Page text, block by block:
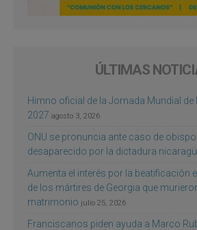
ÚLTIMAS
Himno oficial de la Jornada Mundial de
2027 agosto 3, 2026
ONU se pronuncia ante caso de
desaparecido por la dictadura
Aumenta el interés por la beatificación
de los mártires de Georgia que
matrimonio julio 25, 2026
Franciscanos piden ayuda a Marco